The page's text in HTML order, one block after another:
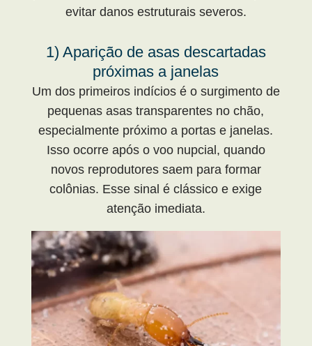
evitar danos estruturais severos.
1) Aparição de asas descartadas
próximas a janelas
Um dos primeiros indícios é o surgimento de
pequenas asas transparentes no chão,
especialmente próximo a portas e janelas.
Isso ocorre após o voo nupcial, quando
novos reprodutores saem para formar
colônias. Esse sinal é clássico e exige
atenção imediata.